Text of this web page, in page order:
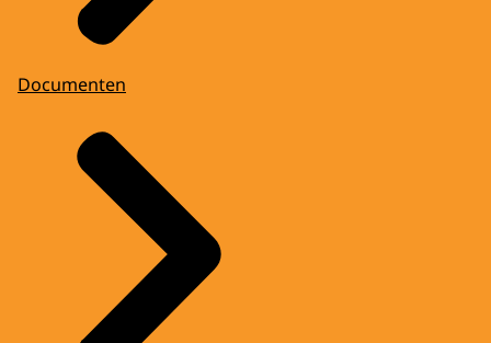
Documenten